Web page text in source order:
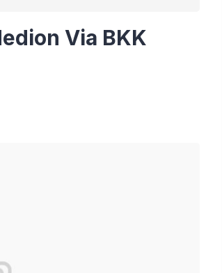
Via BKK